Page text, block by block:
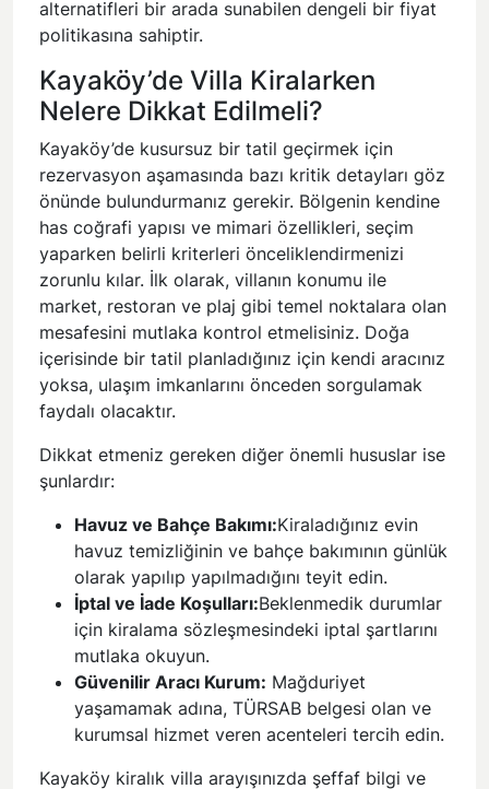
alternatifleri bir arada sunabilen dengeli bir fiyat
politikasına sahiptir.
Kayaköy’de Villa Kiralarken
Nelere Dikkat Edilmeli?
Kayaköy’de kusursuz bir tatil geçirmek için
rezervasyon aşamasında bazı kritik detayları göz
önünde bulundurmanız gerekir. Bölgenin kendine
has coğrafi yapısı ve mimari özellikleri, seçim
yaparken belirli kriterleri önceliklendirmenizi
zorunlu kılar. İlk olarak, villanın konumu ile
market, restoran ve plaj gibi temel noktalara olan
mesafesini mutlaka kontrol etmelisiniz. Doğa
içerisinde bir tatil planladığınız için kendi aracınız
yoksa, ulaşım imkanlarını önceden sorgulamak
faydalı olacaktır.
Dikkat etmeniz gereken diğer önemli hususlar ise
şunlardır:
Havuz ve Bahçe Bakımı:Kiraladığınız evin
havuz temizliğinin ve bahçe bakımının günlük
olarak yapılıp yapılmadığını teyit edin.
İptal ve İade Koşulları:Beklenmedik durumlar
için kiralama sözleşmesindeki iptal şartlarını
mutlaka okuyun.
Güvenilir Aracı Kurum: Mağduriyet
yaşamamak adına, TÜRSAB belgesi olan ve
kurumsal hizmet veren acenteleri tercih edin.
Kayaköy kiralık villa arayışınızda şeffaf bilgi ve